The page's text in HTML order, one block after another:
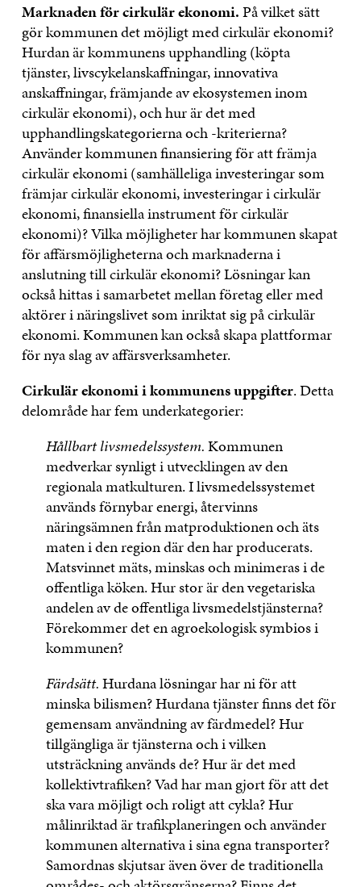
Marknaden för cirkulär ekonomi.På vilket sätt
gör kommunen det möjligt med cirkulär ekonomi?
Hurdan är kommunens upphandling (köpta
tjänster, livscykelanskaffningar, innovativa
anskaffningar, främjande av ekosystemen inom
cirkulär ekonomi), och hur är det med
upphandlingskategorierna och -kriterierna?
Använder kommunen finansiering för att främja
cirkulär ekonomi (samhälleliga investeringar som
främjar cirkulär ekonomi, investeringar i cirkulär
ekonomi, finansiella instrument för cirkulär
ekonomi)? Vilka möjligheter har kommunen skapat
för affärsmöjligheterna och marknaderna i
anslutning till cirkulär ekonomi? Lösningar kan
också hittas i samarbetet mellan företag eller med
aktörer i näringslivet som inriktat sig på cirkulär
ekonomi. Kommunen kan också skapa plattformar
för nya slag av affärsverksamheter.
Cirkulär ekonomi i kommunens uppgifter. Detta
delområde har fem underkategorier:
Hållbart livsmedelssystem.Kommunen
medverkar synligt i utvecklingen av den
regionala matkulturen. I livsmedelssystemet
används förnybar energi, återvinns
näringsämnen från matproduktionen och äts
maten i den region där den har producerats.
Matsvinnet mäts, minskas och minimeras i de
offentliga köken. Hur stor är den vegetariska
andelen av de offentliga livsmedelstjänsterna?
Förekommer det en agroekologisk symbios i
kommunen?
Färdsätt.Hurdana lösningar har ni för att
minska bilismen? Hurdana tjänster finns det för
gemensam användning av färdmedel? Hur
tillgängliga är tjänsterna och i vilken
utsträckning används de? Hur är det med
kollektivtrafiken? Vad har man gjort för att det
ska vara möjligt och roligt att cykla? Hur
målinriktad är trafikplaneringen och använder
kommunen alternativa i sina egna transporter?
Samordnas skjutsar även över de traditionella